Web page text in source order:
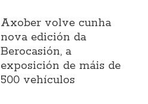
Axober volve cunha
nova edición da
Berocasión, a
exposición de máis de
500 vehículos